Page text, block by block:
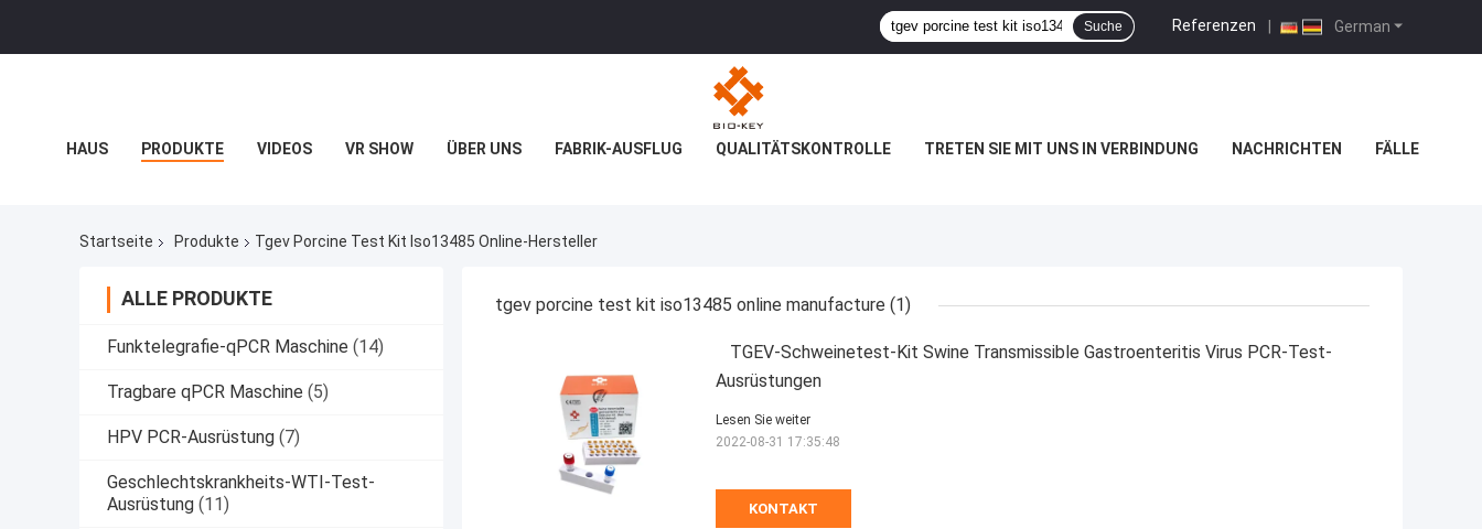
German
Referenzen |
Suche
HAUS PRODUKTE VIDEOS VR SHOW ÜBER UNS FABRIK-AUSFLUG QUALITÄTSKONTROLLE TRETEN SIE MIT UNS IN VERBINDUNG NACHRICHTEN FÄLLE
Startseite Produkte Tgev Porcine Test Kit Iso13485 Online-Hersteller
ALLE PRODUKTE
Funktelegrafie-qPCR Maschine (14)
Tragbare qPCR Maschine (5)
HPV PCR-Ausrüstung (7)
Geschlechtskrankheits-WTI-Test-
Ausrüstung (11)
tgev porcine test kit iso13485 online manufacture (1)
TGEV-Schweinetest-Kit Swine Transmissible Gastroenteritis Virus PCR-Test-
Ausrüstungen
KONTAKT
Lesen Sie weiter
2022-08-31 17:35:48